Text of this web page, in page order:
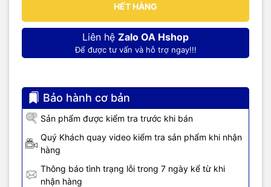
HẾT HÀNG
Liên hệ Zalo OA Hshop
Để được tư vấn và hỗ trợ ngay!!!
Bảo hành cơ bản
Sản phẩm được kiểm tra trước khi bán
Quý Khách quay video kiểm tra sản phẩm khi nhận
hàng
Thông báo tình trạng lỗi trong 7 ngày kể từ khi
nhận hàng